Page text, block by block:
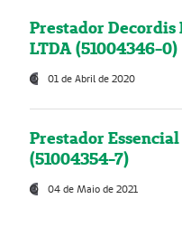
Prestador Decordis
LTDA (51004346-0)
01 de Abril de 2020
Prestador
(51004354-7)
04 de Maio de 2021